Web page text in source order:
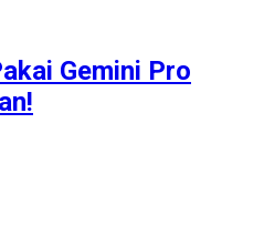
Gemini Pro